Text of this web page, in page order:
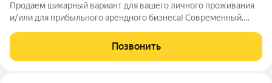
Продаем шикарный вариант для вашего личного проживания
и/или для прибыльного арендного бизнеса! Современный,
для молодых семей, которые ценят свое время и комфорт. На
территории комплекса уже
Позвонить